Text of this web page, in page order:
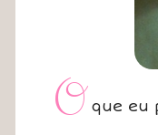
O que eu